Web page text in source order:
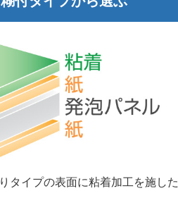
タイプの表面に粘着加工を施した